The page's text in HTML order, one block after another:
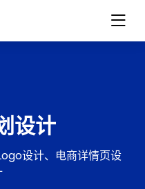
设计
设计、电商详情页设